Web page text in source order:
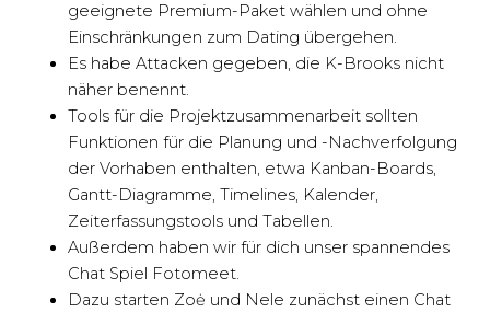
geeignete Premium-Paket wählen und ohne
Einschränkungen zum Dating übergehen.
Es habe Attacken gegeben, die K-Brooks nicht
näher benennt.
Tools für die Projektzusammenarbeit sollten
Funktionen für die Planung und -Nachverfolgung
der Vorhaben enthalten, etwa Kanban-Boards,
Gantt-Diagramme, Timelines, Kalender,
Zeiterfassungstools und Tabellen.
Außerdem haben wir für dich unser spannendes
Chat Spiel Fotomeet.
Dazu starten Zoė und Nele zunächst einen Chat